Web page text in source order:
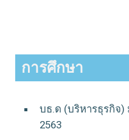
การศึกษา
บธ.ด (บริหารธุรกิจ
2563